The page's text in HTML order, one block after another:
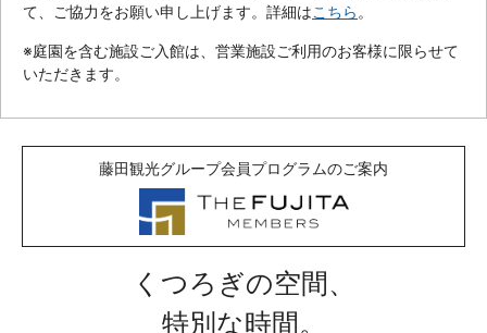
て、ご協力をお願い申し上げます。詳細はこちら 。
※庭園を含む施設ご入館は、営業施設ご利用のお客様に限らせて
いただきます。
藤田観光グループ会員プログラムのご案内
くつろぎの空間、
特別な時間。